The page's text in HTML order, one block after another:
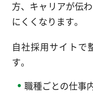
方、キャリアが伝
にくくなります。
自社採用サイトで
す。
職種ごとの仕事